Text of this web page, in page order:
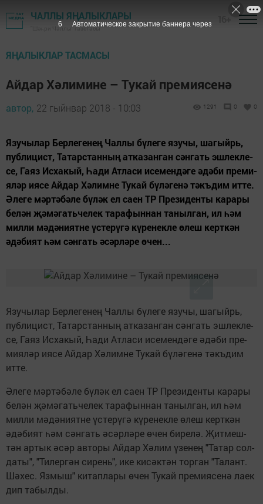
ЧАЛЛЫ ЯҢАЛЫКЛАРЫ
"Шәһри Чаллы" газетасы
ЯҢАЛЫКЛАР ТАСМАСЫ
Айдар Хәлимине – Тукай премиясенә
автор, 22 гыйнвар 2018 - 10:03 1291 0 0
Язу­чы­лар Бер­ле­ге­нең Чал­лы бү­ле­ге язу­чы, ша­гыйрь,
пуб­ли­цист, Та­тар­стан­ның ат­ка­зан­ган сән­гать эш­лек­ле­
се, Га­яз Ис­ха­кый, Һа­ди Ат­ла­си исе­мен­дә­ге әдә­би пре­ми­
я­ләр ия­се Ай­дар Хә­лим­не Ту­кай бү­лә­ге­нә тәкъ­дим ит­те.
Әле­ге мәр­тә­бә­ле бү­ләк ел са­ен ТР Пре­зи­ден­ты ка­ра­ры
бе­лән җә­мә­гать­че­лек та­ра­фын­нан та­ныл­ган, ил һәм
мил­ли мә­дә­ни­ят­не үс­те­рү­гә кү­ре­нек­ле өлеш керт­кән
әдә­би­ят һәм сән­гать әсәр­лә­ре өчен...
Язу­чы­лар Бер­ле­ге­нең Чал­лы бү­ле­ге язу­чы, ша­гыйрь,
пуб­ли­цист, Та­тар­стан­ның ат­ка­зан­ган сән­гать эш­лек­ле­
се, Га­яз Ис­ха­кый, Һа­ди Ат­ла­си исе­мен­дә­ге әдә­би пре­
ми­я­ләр ия­се Ай­дар Хә­лим­не Ту­кай бү­лә­ге­нә тәкъ­дим
ит­те.
Әле­ге мәр­тә­бә­ле бү­ләк ел са­ен ТР Пре­зи­ден­ты ка­ра­ры
бе­лән җә­мә­гать­че­лек та­ра­фын­нан та­ныл­ган, ил һәм
мил­ли мә­дә­ни­ят­не үс­те­рү­гә кү­ре­нек­ле өлеш керт­кән
әдә­би­ят һәм сән­гать әсәр­лә­ре өчен би­ре­лә. Җит­меш­
тән ар­тык әсәр ав­то­ры Ай­дар Хә­лим үзе­нең "Та­тар сол­
да­ты", "Ти­лер­гән си­рень", ике ки­сәк­тән тор­ган "Та­лант.
Шә­хес. Яз­мыш" ки­тап­ла­ры өчен Ту­кай пре­ми­я­се­нә ла­ек
дип та­был­ды.
6 Автоматическое закрытие баннера через